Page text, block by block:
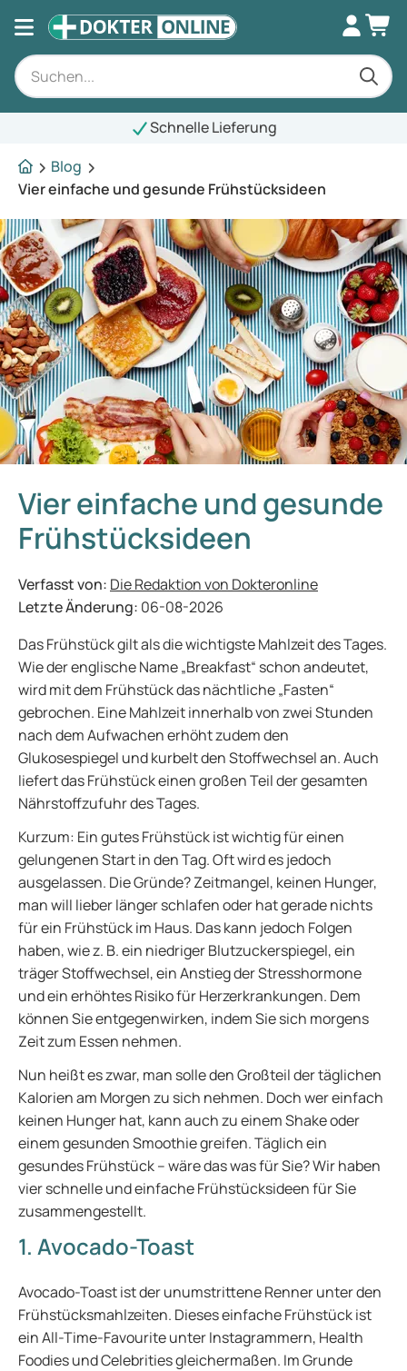
Schnelle Lieferung
Blog
Vier einfache und gesunde Frühstücksideen
Vier einfache und gesunde
Frühstücksideen
Verfasst von: Die Redaktion von Dokteronline
Letzte Änderung: 06-08-2026
Das Frühstück gilt als die wichtigste Mahlzeit des Tages.
Wie der englische Name „Breakfast“ schon andeutet,
wird mit dem Frühstück das nächtliche „Fasten“
gebrochen. Eine Mahlzeit innerhalb von zwei Stunden
nach dem Aufwachen erhöht zudem den
Glukosespiegel und kurbelt den Stoffwechsel an. Auch
liefert das Frühstück einen großen Teil der gesamten
Nährstoffzufuhr des Tages.
Kurzum: Ein gutes Frühstück ist wichtig für einen
gelungenen Start in den Tag. Oft wird es jedoch
ausgelassen. Die Gründe? Zeitmangel, keinen Hunger,
man will lieber länger schlafen oder hat gerade nichts
für ein Frühstück im Haus. Das kann jedoch Folgen
haben, wie z. B. ein niedriger Blutzuckerspiegel, ein
träger Stoffwechsel, ein Anstieg der Stresshormone
und ein erhöhtes Risiko für Herzerkrankungen. Dem
können Sie entgegenwirken, indem Sie sich morgens
Zeit zum Essen nehmen.
Nun heißt es zwar, man solle den Großteil der täglichen
Kalorien am Morgen zu sich nehmen. Doch wer einfach
keinen Hunger hat, kann auch zu einem Shake oder
einem gesunden Smoothie greifen. Täglich ein
gesundes Frühstück – wäre das was für Sie? Wir haben
vier schnelle und einfache Frühstücksideen für Sie
zusammengestellt.
1. Avocado-Toast
Avocado-Toast ist der unumstrittene Renner unter den
Frühstücksmahlzeiten. Dieses einfache Frühstück ist
ein All-Time-Favourite unter Instagrammern, Health
Foodies und Celebrities gleichermaßen. Im Grunde